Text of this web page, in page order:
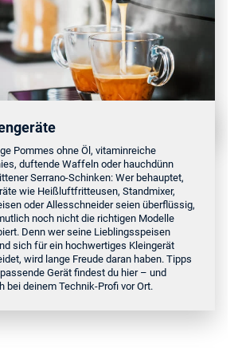
Pommes ohne Öl, vitaminreiche
duftende Waffeln oder hauchdünn
Serrano-Schinken: Wer behauptet,
wie Heißluftfritteusen, Standmixer,
oder Allesschneider seien überflüssig,
noch nicht die richtigen Modelle
Denn wer seine Lieblingsspeisen
sich für ein hochwertiges Kleingerät
wird lange Freude daran haben. Tipps
Gerät findest du hier – und
bei deinem Technik-Profi vor Ort.